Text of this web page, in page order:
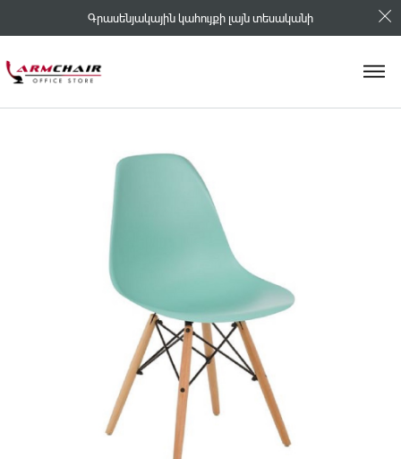
Գրասենյակային կահույքի լայն տեսականի